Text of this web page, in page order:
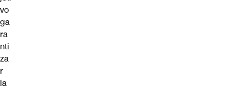
vo
ga
ra
nti
za
r
la